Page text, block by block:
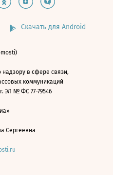
Скачать для Android
в сфере связи,
коммуникаций
ЭЛ № ФС 77-79546
Сергеевна